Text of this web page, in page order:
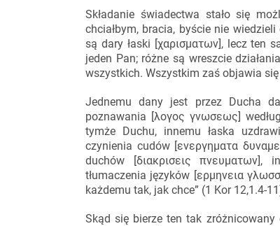
Składanie świadectwa stało się
chciałbym, bracia, byście nie
są dary łaski [χαρισματων], lecz ten
jeden Pan; różne są wreszcie
wszystkich. Wszystkim zaś objawia
Jednemu dany jest przez Ducha
poznawania [λογος γνωσεως]
tymże Duchu, innemu łaska
czynienia cudów [ενεργηματα
duchów [διακρισεις
tłumaczenia języków [ερμηνεια
każdemu tak, jak chce” (1 Kor 12,1.4-
Skąd się bierze ten tak